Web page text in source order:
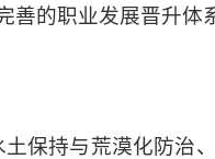
的职业发展晋升体
保持与荒漠化防治